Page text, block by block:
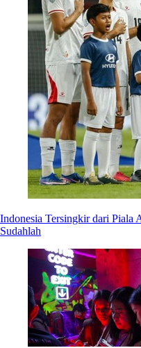
Indonesia Tersingkir dari Piala
Sudahlah